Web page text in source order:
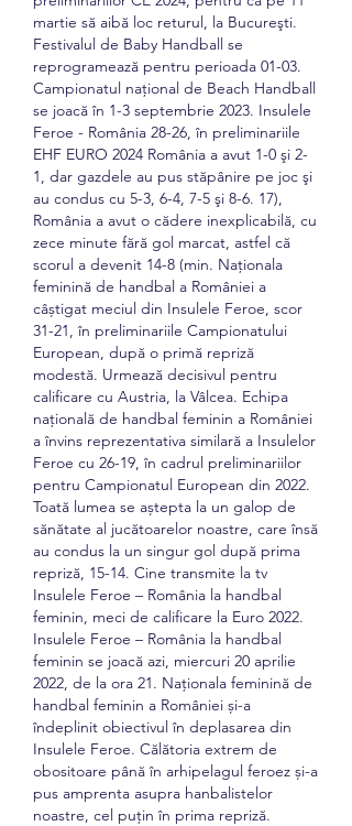
martie să aibă loc returul, la Bucureşti.
Festivalul de Baby Handball se
reprogramează pentru perioada 01-03.
Campionatul național de Beach Handball
se joacă în 1-3 septembrie 2023. Insulele
Feroe - România 28-26, în preliminariile
EHF EURO 2024 România a avut 1-0 şi 2-
1, dar gazdele au pus stăpânire pe joc şi
au condus cu 5-3, 6-4, 7-5 şi 8-6. 17),
România a avut o cădere inexplicabilă, cu
zece minute fără gol marcat, astfel că
scorul a devenit 14-8 (min. Naționala
feminină de handbal a României a
câștigat meciul din Insulele Feroe, scor
31-21, în preliminariile Campionatului
European, după o primă repriză
modestă. Urmează decisivul pentru
calificare cu Austria, la Vâlcea. Echipa
naţională de handbal feminin a României
a învins reprezentativa similară a Insulelor
Feroe cu 26-19, în cadrul preliminariilor
pentru Campionatul European din 2022.
Toată lumea se aștepta la un galop de
sănătate al jucătoarelor noastre, care însă
au condus la un singur gol după prima
repriză, 15-14. Cine transmite la tv
Insulele Feroe – România la handbal
feminin, meci de calificare la Euro 2022.
Insulele Feroe – România la handbal
feminin se joacă azi, miercuri 20 aprilie
2022, de la ora 21. Naționala feminină de
handbal feminin a României și-a
îndeplinit obiectivul în deplasarea din
Insulele Feroe. Călătoria extrem de
obositoare până în arhipelagul feroez și-a
pus amprenta asupra hanbalistelor
noastre, cel puțin în prima repriză.